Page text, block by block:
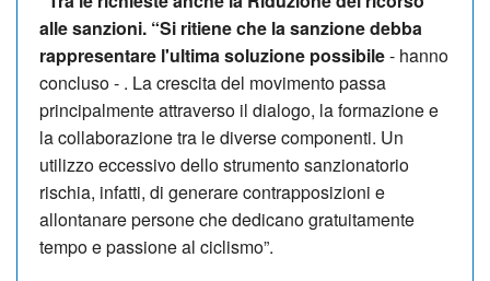
alle sanzioni. “Si ritiene che la sanzione debba
rappresentare l'ultima soluzione possibile- hanno
concluso - . La crescita del movimento passa
principalmente attraverso il dialogo, la formazione e
la collaborazione tra le diverse componenti. Un
utilizzo eccessivo dello strumento sanzionatorio
rischia, infatti, di generare contrapposizioni e
allontanare persone che dedicano gratuitamente
tempo e passione al ciclismo”.